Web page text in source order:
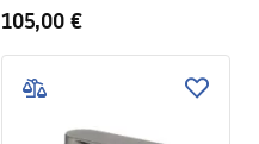
105,00 €